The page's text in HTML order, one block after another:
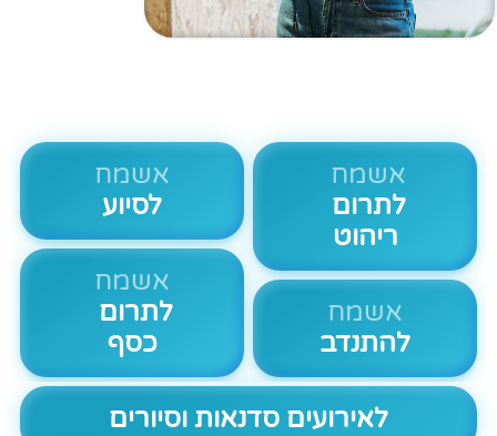
אשמח
לתרום
ריהוט
אשמח
להתנדב
אשמח
לסיוע
אשמח
לתרום
כסף
לאירועים סדנאות וסיורים